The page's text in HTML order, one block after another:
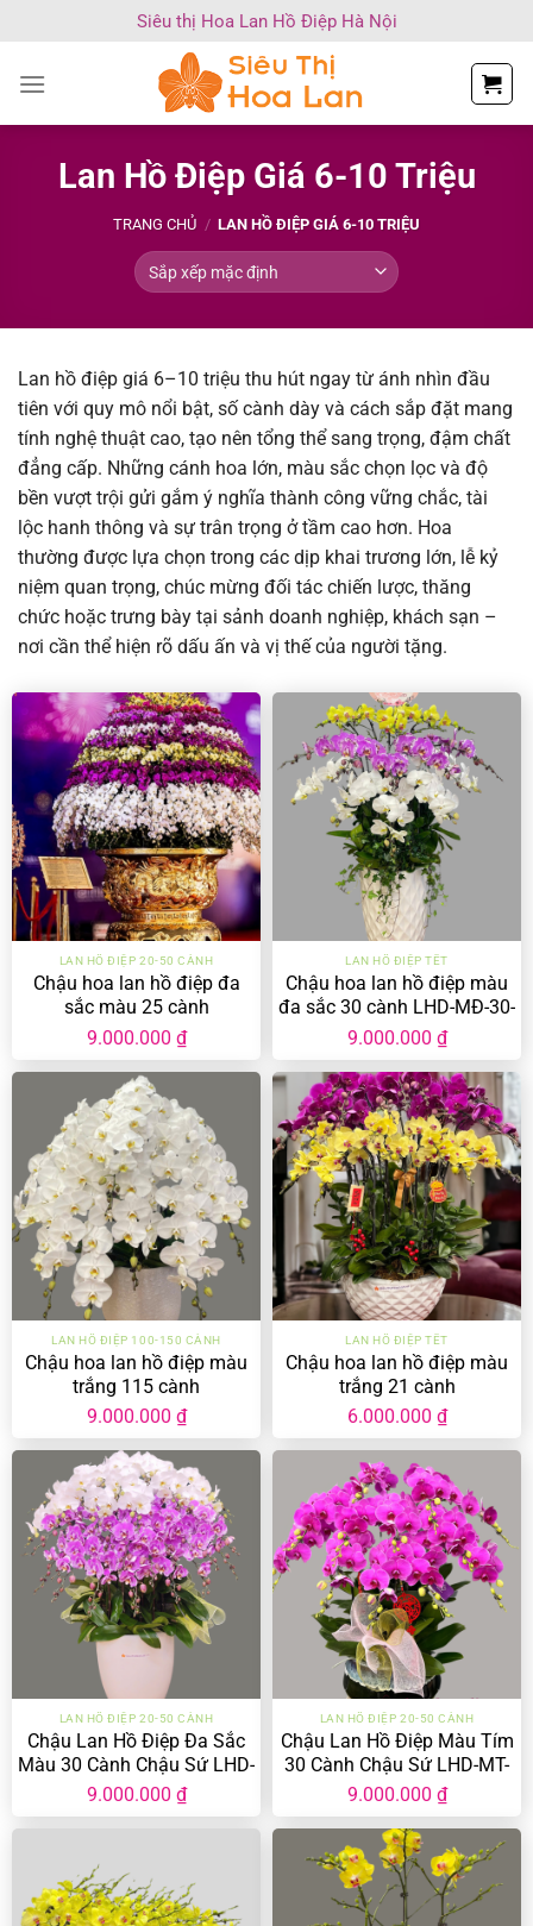
nội
Siêu thị Hoa Lan Hồ Điệp Hà Nội
Lan Hồ Điệp Giá 6-10 Triệu
TRANG CHỦ / LAN HỒ ĐIỆP GIÁ 6-10 TRIỆU
Lan hồ điệp giá 6–10 triệu thu hút ngay từ ánh nhìn đầu
tiên với quy mô nổi bật, số cành dày và cách sắp đặt mang
tính nghệ thuật cao, tạo nên tổng thể sang trọng, đậm chất
đẳng cấp. Những cánh hoa lớn, màu sắc chọn lọc và độ
bền vượt trội gửi gắm ý nghĩa thành công vững chắc, tài
lộc hanh thông và sự trân trọng ở tầm cao hơn. Hoa
thường được lựa chọn trong các dịp khai trương lớn, lễ kỷ
niệm quan trọng, chúc mừng đối tác chiến lược, thăng
chức hoặc trưng bày tại sảnh doanh nghiệp, khách sạn –
nơi cần thể hiện rõ dấu ấn và vị thế của người tặng.
LAN HỒ ĐIỆP 20-50 CÀNH
Chậu hoa lan hồ điệp đa
sắc màu 25 cành
9.000.000 ₫
LAN HỒ ĐIỆP TẾT
Chậu hoa lan hồ điệp màu
đa sắc 30 cành LHD-MĐ-30-
CC-02
9.000.000 ₫
LAN HỒ ĐIỆP 100-150 CÀNH
Chậu hoa lan hồ điệp màu
trắng 115 cành
9.000.000 ₫
LAN HỒ ĐIỆP TẾT
Chậu hoa lan hồ điệp màu
trắng 21 cành
6.000.000 ₫
LAN HỒ ĐIỆP 20-50 CÀNH
Chậu Lan Hồ Điệp Đa Sắc
Màu 30 Cành Chậu Sứ LHD-
ĐS-30-CS-01
9.000.000 ₫
LAN HỒ ĐIỆP 20-50 CÀNH
Chậu Lan Hồ Điệp Màu Tím
30 Cành Chậu Sứ LHD-MT-
30-CS-01
9.000.000 ₫